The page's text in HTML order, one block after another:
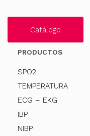
Catálogo
PRODUCTOS
SPO2
TEMPERATURA
ECG – EKG
IBP
NIBP